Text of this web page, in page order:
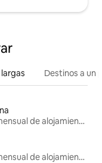
Destinos a un
Renta mensual de alojamientos
Renta mensual de alojamientos